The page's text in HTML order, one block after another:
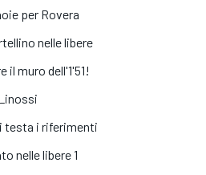
per Rovera
nelle libere
il muro dell'1'51!
testa i riferimenti
nelle libere 1